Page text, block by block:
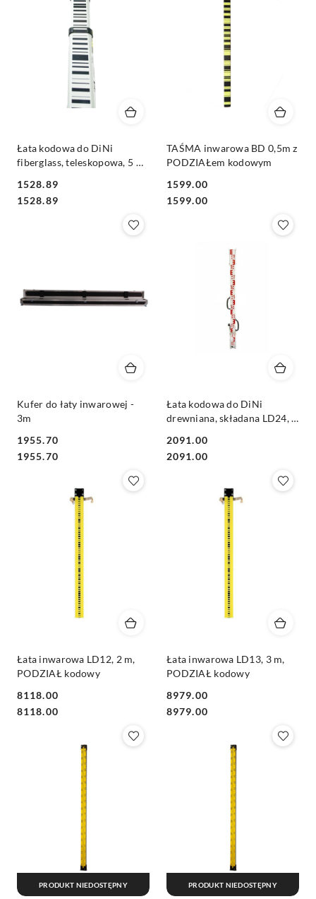
Łata kodowa do DiNi
fiberglass, teleskopowa, 5 m
Cena:
1528.89
Cena:
1528.89
TAŚMA inwarowa BD 0,5m z
PODZIAŁem kodowym
Cena:
1599.00
Cena:
1599.00
Kufer do łaty inwarowej -
3m
Cena:
1955.70
Cena:
1955.70
Łata kodowa do DiNi
drewniana, składana LD24, 4
Cena:
2091.00
Cena:
2091.00
Łata inwarowa LD12, 2 m,
PODZIAŁ kodowy
Cena:
8118.00
Cena:
8118.00
Łata inwarowa LD13, 3 m,
PODZIAŁ kodowy
Cena:
8979.00
Cena:
8979.00
PRODUKT NIEDOSTĘPNY PRODUKT NIEDOSTĘPNY